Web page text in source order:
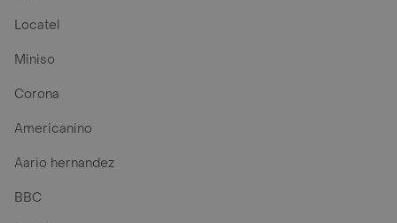
Locatel
Miniso
Corona
Americanino
Aario hernandez
BBC